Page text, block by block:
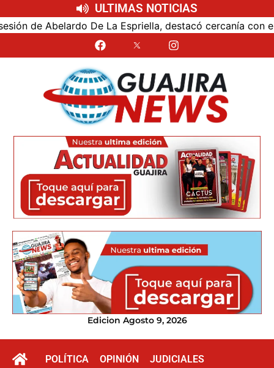
ULTIMAS NOTICIAS
Abelardo De La Espriella, destacó cercanía con el
Edicion Agosto 9, 2026
POLÍTICA OPINIÓN
JUDICIALES